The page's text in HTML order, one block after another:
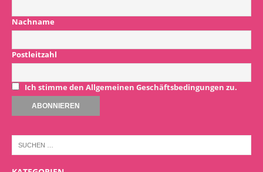
Nachname
Postleitzahl
Ich stimme den Allgemeinen Geschäftsbedingungen zu.